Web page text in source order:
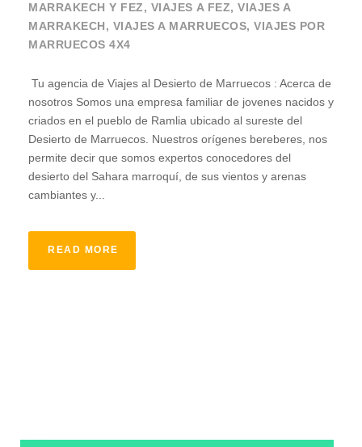
MARRAKECH Y FEZ, VIAJES A FEZ, VIAJES A
MARRAKECH, VIAJES A MARRUECOS, VIAJES POR
MARRUECOS 4X4
Tu agencia de Viajes al Desierto de Marruecos : Acerca de
nosotros Somos una empresa familiar de jovenes nacidos y
criados en el pueblo de Ramlia ubicado al sureste del
Desierto de Marruecos. Nuestros orígenes bereberes, nos
permite decir que somos expertos conocedores del
desierto del Sahara marroquí, de sus vientos y arenas
cambiantes y...
READ MORE